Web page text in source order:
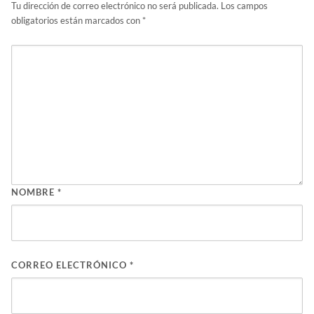
Tu dirección de correo electrónico no será publicada. Los campos
obligatorios están marcados con *
NOMBRE *
CORREO ELECTRÓNICO *